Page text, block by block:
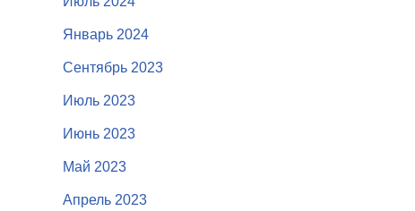
Январь 2024
Сентябрь 2023
Июль 2023
Июнь 2023
Май 2023
Апрель 2023